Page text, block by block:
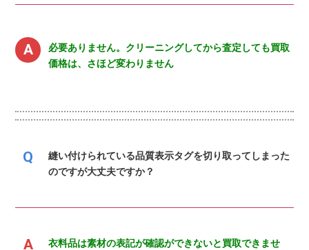
必要ありません。クリーニングしてから査定しても買取
価格は、さほど変わりません
縫い付けられている品質表示タグを切り取ってしまった
のですが大丈夫ですか？
衣料品は素材の表記が確認ができないと買取できませ